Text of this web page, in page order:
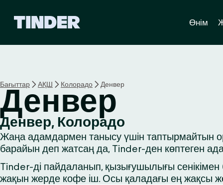
H
o
m
e
Өнім
Бағыттар АҚШ Колорадо Денвер
Денвер
Денвер, Колорадо
Жаңа адамдармен танысу үшін таптырмайтын
барайын деп жатсаң да, Tinder-ден көптеген
Tinder-ді пайдаланып, қызығушылығы сенікімен
жақын жерде кофе іш. Осы қаладағы ең жақсы